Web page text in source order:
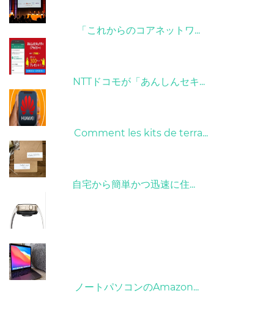
「これからのコアネットワ...
NTTドコモが「あんしんセキ...
Comment les kits de terra...
自宅から簡単かつ迅速に住...
ノートパソコンのAmazon...